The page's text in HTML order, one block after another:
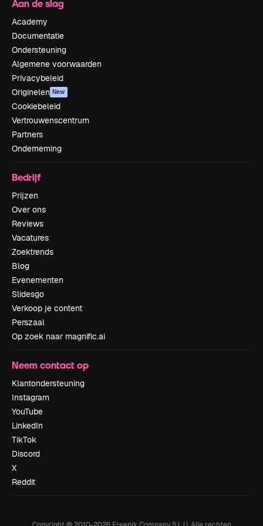
Aan de slag
Academy
Documentatie
Ondersteuning
Algemene voorwaarden
Privacybeleid
Originelen New
Cookiebeleid
Vertrouwenscentrum
Partners
Onderneming
Bedrijf
Prijzen
Over ons
Reviews
Vacatures
Zoektrends
Blog
Evenementen
Slidesgo
Verkoop je content
Perszaal
Op zoek naar magnific.ai
Neem contact op
Klantondersteuning
Instagram
YouTube
LinkedIn
TikTok
Discord
X
Reddit